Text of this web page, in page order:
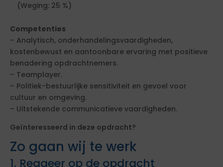
(Weging: 25 %)
Competenties
– Analytisch, onderhandelingsvaardigheden,
kostenbewust en aantoonbare ervaring met positieve
benadering opdrachtnemers.
– Teamplayer.
– Politiek-bestuurlijke sensitiviteit en gevoel voor
cultuur en omgeving.
– Uitstekende communicatieve vaardigheden.
Geïnteresseerd in deze opdracht?
Zo gaan wij te werk
1. Reageer op de opdracht